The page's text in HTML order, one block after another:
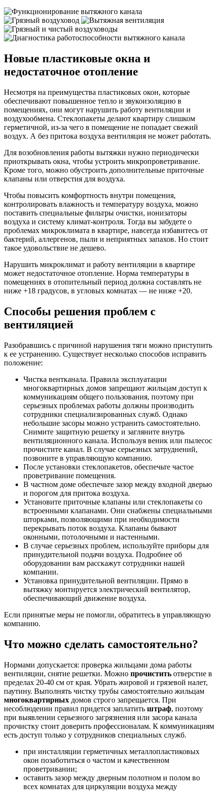
Новые пластиковые окна и
недостаточное отопление
Несмотря на преимущества пластиковых окон, которые
обеспечивают повышенное тепло и звукоизоляцию в
помещениях, они могут нарушить работу вентиляции и
воздухообмена. Стеклопакеты делают квартиру слишком
герметичной, из-за чего в помещение не попадает свежий
воздух. А без притока воздуха вентиляция не может работать.
Для возобновления работы вытяжки нужно периодически
приоткрывать окна, чтобы устроить микропроветривание.
Кроме того, можно обустроить дополнительные приточные
клапаны или отверстия для воздуха.
Чтобы повысить комфортность внутри помещения,
контролировать влажность и температуру воздуха, можно
поставить специальные фильтры очистки, ионизаторы
воздуха и систему климат-контроля. Тогда вы забудете о
проблемах микроклимата в квартире, навсегда избавитесь от
бактерий, аллергенов, пыли и неприятных запахов. Но стоит
такое удовольствие не дешево.
Нарушить микроклимат и работу вентиляции в квартире
может недостаточное отопление. Норма температуры в
помещениях в отопительный период должна составлять не
ниже +18 градусов, в угловых комнатах — не ниже +20.
Способы решения проблем с
вентиляцией
Разобравшись с причиной нарушения тяги можно приступить
к ее устранению. Существует несколько способов исправить
положение:
Чистка вентканала. Правила эксплуатации
многоквартирных домов запрещают жильцам доступ к
коммуникациям общего пользования, поэтому при
серьезных проблемах работы должны производить
сотрудники специализированных служб. Однако
небольшие засоры можно устранить самостоятельно.
Снимите защитную решетку и загляните внутрь
вентиляционного канала. Используя веник или пылесос
прочистите канал. В случае серьезных затруднений,
позвоните в управляющую компанию.
После установки стеклопакетов, обеспечьте частое
проветривание помещения.
В частном доме обеспечьте зазор между входной дверью
и порогом для притока воздуха.
Установите приточные клапаны или стеклопакеты со
встроенными клапанами. Они снабжены специальными
шторками, позволяющими при необходимости
перекрывать поток воздуха. Клапаны бывают
оконными, потолочными и настенными.
В случае серьезных проблем, используйте приборы для
принудительной подачи воздуха. Подробнее об
оборудовании вам расскажут сотрудники нашей
компании.
Установка принудительной вентиляции. Прямо в
вытяжку монтируется электрический вентилятор,
обеспечивающий движение воздуха.
Если принятые меры не помогли, обратитесь в управляющую
компанию.
Что можно сделать самостоятельно?
Нормами допускается: проверка жильцами дома работы
вентиляции, снятие решетки. Можно прочистить отверстие в
пределах 20-40 см от края. Убрать жировой и грязевой налет,
паутину. Выполнять чистку трубы самостоятельно жильцам
многоквартирных домов строго запрещается. При
несоблюдении правил придется заплатить штраф, поэтому
при выявлении серьезного загрязнения или засора канала
прочистку стоит доверить профессионалам. К коммуникациям
есть доступ только у сотрудников специальных служб.
при инсталляции герметичных металлопластиковых
окон позаботиться о частом и качественном
проветривании;
оставить зазор между дверным полотном и полом во
всех комнатах для циркуляции воздуха между